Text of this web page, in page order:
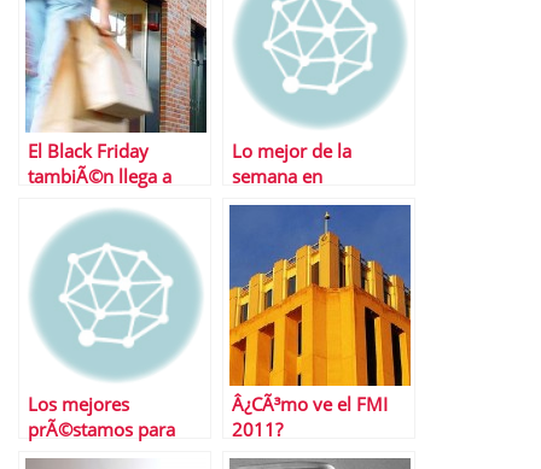
El Black Friday
tambiÃ©n llega a
Lo mejor de la
semana en
Financialred
Los mejores
prÃ©stamos para
Navidad
Â¿CÃ³mo ve el FMI
2011?